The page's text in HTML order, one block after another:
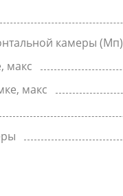
камеры (Мп)
макс
макс